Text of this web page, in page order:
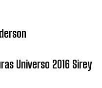
Universo 2016 Sirey